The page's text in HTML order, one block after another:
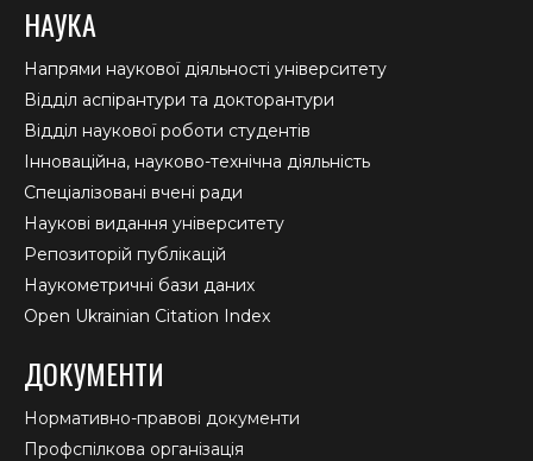
НАУКА
Напрями наукової діяльності університету
Відділ аспірантури та докторантури
Відділ наукової роботи студентів
Інноваційна, науково-технічна діяльність
Спеціалізовані вчені ради
Наукові видання університету
Репозиторій публікацій
Наукометричні бази даних
Open Ukrainian Citation Index
ДОКУМЕНТИ
Нормативно-правові документи
Профспілкова організація